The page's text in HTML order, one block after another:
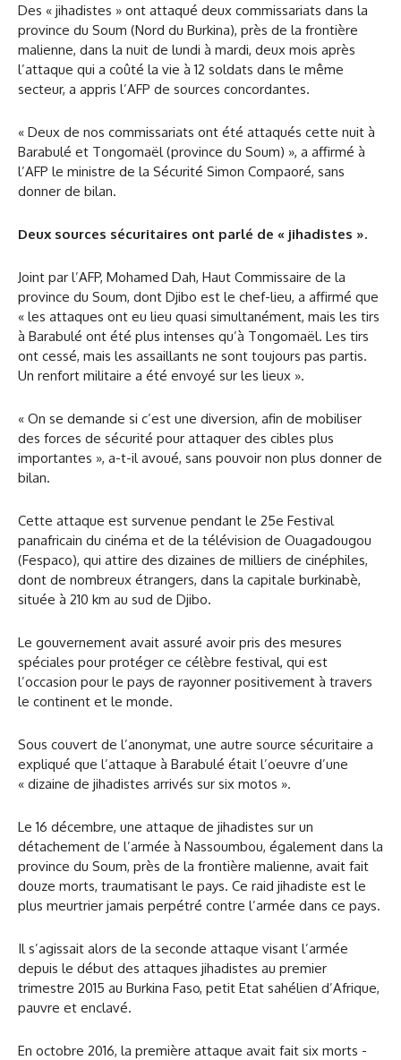
Des « jihadistes » ont attaqué deux commissariats dans la
province du Soum (Nord du Burkina), près de la frontière
malienne, dans la nuit de lundi à mardi, deux mois après
l’attaque qui a coûté la vie à 12 soldats dans le même
secteur, a appris l’AFP de sources concordantes.
« Deux de nos commissariats ont été attaqués cette nuit à
Barabulé et Tongomaël (province du Soum) », a affirmé à
l’AFP le ministre de la Sécurité Simon Compaoré, sans
donner de bilan.
Deux sources sécuritaires ont parlé de « jihadistes ».
Joint par l’AFP, Mohamed Dah, Haut Commissaire de la
province du Soum, dont Djibo est le chef-lieu, a affirmé que
« les attaques ont eu lieu quasi simultanément, mais les tirs
à Barabulé ont été plus intenses qu’à Tongomaël. Les tirs
ont cessé, mais les assaillants ne sont toujours pas partis.
Un renfort militaire a été envoyé sur les lieux ».
« On se demande si c’est une diversion, afin de mobiliser
des forces de sécurité pour attaquer des cibles plus
importantes », a-t-il avoué, sans pouvoir non plus donner de
bilan.
Cette attaque est survenue pendant le 25e Festival
panafricain du cinéma et de la télévision de Ouagadougou
(Fespaco), qui attire des dizaines de milliers de cinéphiles,
dont de nombreux étrangers, dans la capitale burkinabè,
située à 210 km au sud de Djibo.
Le gouvernement avait assuré avoir pris des mesures
spéciales pour protéger ce célèbre festival, qui est
l’occasion pour le pays de rayonner positivement à travers
le continent et le monde.
Sous couvert de l’anonymat, une autre source sécuritaire a
expliqué que l’attaque à Barabulé était l’oeuvre d’une
« dizaine de jihadistes arrivés sur six motos ».
Le 16 décembre, une attaque de jihadistes sur un
détachement de l’armée à Nassoumbou, également dans la
province du Soum, près de la frontière malienne, avait fait
douze morts, traumatisant le pays. Ce raid jihadiste est le
plus meurtrier jamais perpétré contre l’armée dans ce pays.
Il s’agissait alors de la seconde attaque visant l’armée
depuis le début des attaques jihadistes au premier
trimestre 2015 au Burkina Faso, petit Etat sahélien d’Afrique,
pauvre et enclavé.
En octobre 2016, la première attaque avait fait six morts -